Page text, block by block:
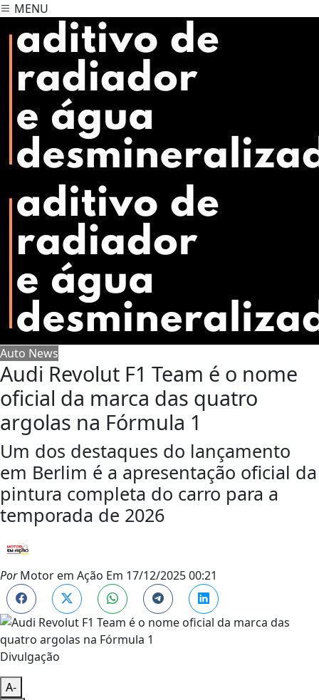
MENU
Auto News
Audi Revolut F1 Team é o nome
oficial da marca das quatro
argolas na Fórmula 1
Um dos destaques do lançamento
em Berlim é a apresentação oficial da
pintura completa do carro para a
temporada de 2026
PorMotor em Ação Em 17/12/2025 00:21
Divulgação
A-